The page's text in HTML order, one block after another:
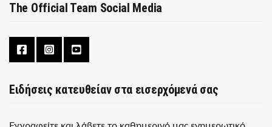
The Official Team Social Media
Ειδήσεις κατευθείαν στα εισερχόμενά σας